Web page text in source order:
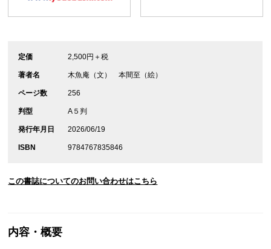
定価 2,500円＋税
著者名 木魚庵（文） 本間至（絵）
ページ数 256
判型 A５判
発行年月日 2026/06/19
ISBN 9784767835846
この書誌についてのお問い合わせはこちら
内容・概要